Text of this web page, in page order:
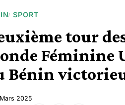
SPORT
tour
Féminine
Bénin
2025